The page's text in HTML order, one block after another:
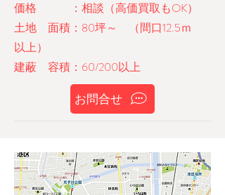
価格 ：相談（高価買取もOK）
土地 面積：80坪～ （間口12.5ｍ
以上）
建蔽 容積：60/200以上
お問合せ